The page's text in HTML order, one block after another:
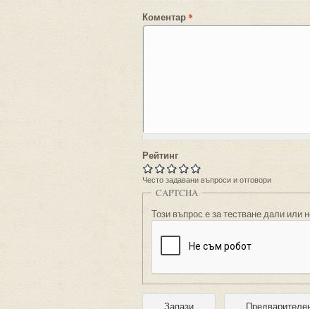
Коментар*
Рейтинг
Често задавани въпроси и отговори
CAPTCHA
Този въпрос е за тестване дали или